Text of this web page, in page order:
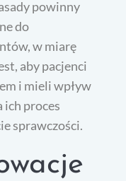
powinny
do
w miarę
aby pacjenci
i mieli wpływ
ich proces
sprawczości.